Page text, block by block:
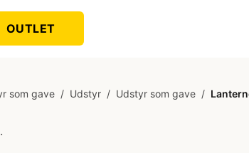
OUTLET
som gave / Udstyr / Udstyr som gave /